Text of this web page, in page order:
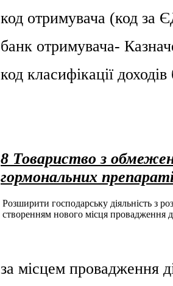
код отримувача (код
банк отримувача-
код класифікації
8 Товариство з
гормональних
Розширити господарську діяльність з
створенням нового місця провадження
за місцем провадження